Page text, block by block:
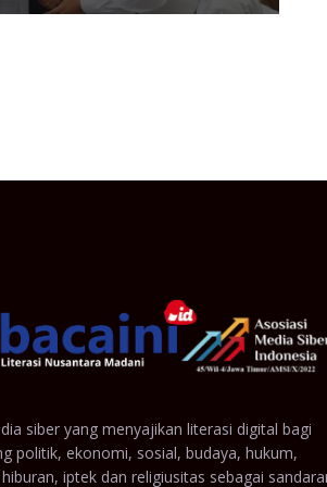
siber yang menyajikan literasi digital bagi
politik, ekonomi, sosial, budaya, hukum,
iptek dan religiusitas sebagai